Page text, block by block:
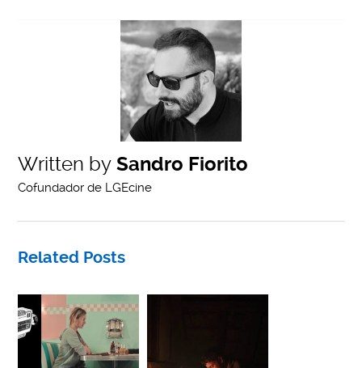
Written by Sandro Fiorito
Cofundador de LGEcine
Related Posts